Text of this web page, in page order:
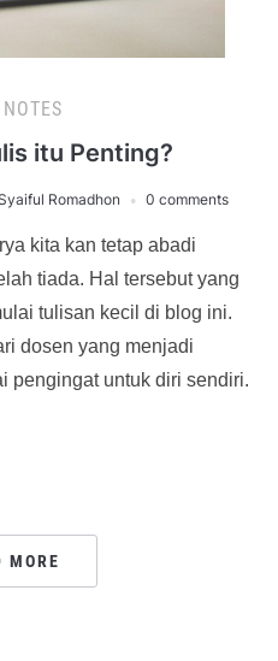
itu Penting?
Romadhon 0 comments
kita kan tetap abadi
tiada. Hal tersebut yang
tulisan kecil di blog ini.
dosen yang menjadi
pengingat untuk diri sendiri.
MORE